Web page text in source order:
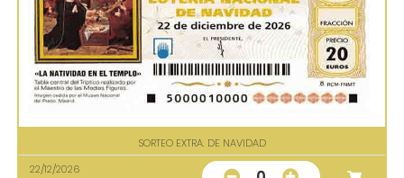
SORTEO EXTRA. DE NAVIDAD
22/12/2026